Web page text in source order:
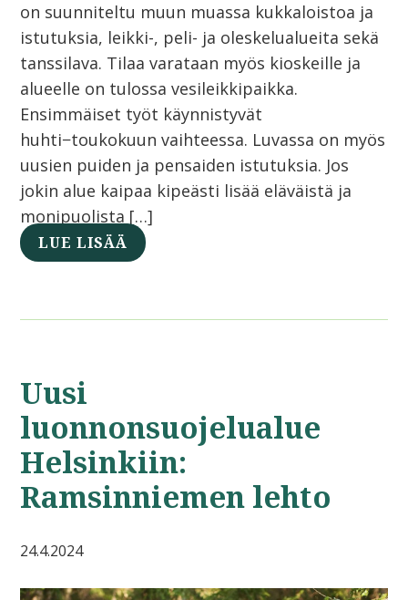
on suunniteltu muun muassa kukkaloistoa ja
istutuksia, leikki-, peli- ja oleskelualueita sekä
tanssilava. Tilaa varataan myös kioskeille ja
alueelle on tulossa vesileikkipaikka.
Ensimmäiset työt käynnistyvät
huhti−toukokuun vaihteessa. Luvassa on myös
uusien puiden ja pensaiden istutuksia. Jos
jokin alue kaipaa kipeästi lisää eläväistä ja
monipuolista […]
LUE LISÄÄ
Uusi
luonnonsuojelualue
Helsinkiin:
Ramsinniemen lehto
24.4.2024